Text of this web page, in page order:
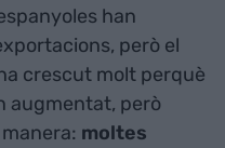
han
però el
crescut molt perquè
augmentat, però
moltes